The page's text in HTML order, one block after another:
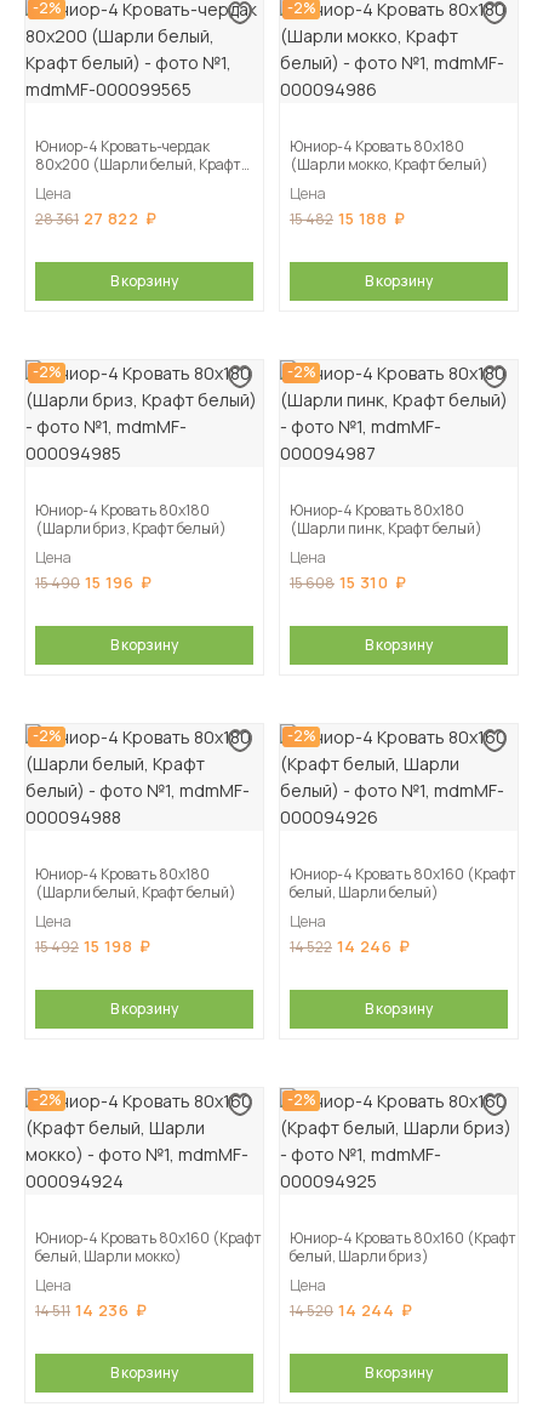
-2%
Юниор-4 Кровать-чердак
80х200 (Шарли белый, Крафт
Цена
28 361 27 822
В корзину
-2%
Юниор-4 Кровать 80х180
(Шарли мокко, Крафт белый)
Цена
15 482 15 188
В корзину
-2%
Юниор-4 Кровать 80х180
(Шарли бриз, Крафт белый)
Цена
15 490 15 196
В корзину
-2%
Юниор-4 Кровать 80х180
(Шарли пинк, Крафт белый)
Цена
15 608 15 310
В корзину
-2%
Юниор-4 Кровать 80х180
(Шарли белый, Крафт белый)
Цена
15 492 15 198
В корзину
-2%
Юниор-4 Кровать 80х160 (Крафт
белый, Шарли белый)
Цена
14 522 14 246
В корзину
-2%
Юниор-4 Кровать 80х160 (Крафт
белый, Шарли мокко)
Цена
14 511 14 236
В корзину
-2%
Юниор-4 Кровать 80х160 (Крафт
белый, Шарли бриз)
Цена
14 520 14 244
В корзину